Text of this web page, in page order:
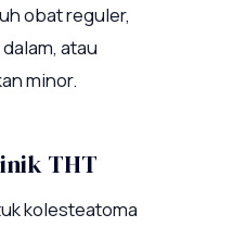
obat reguler,
atau
minor.
THT
kolesteatoma